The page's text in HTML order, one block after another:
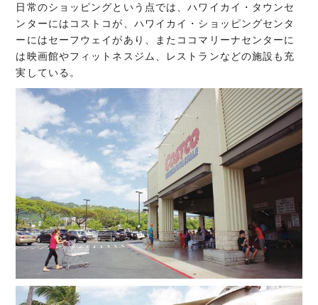
日常のショッピングという点では、ハワイカイ・タウンセ
ンターにはコストコが、ハワイカイ・ショッピングセンタ
ーにはセーフウェイがあり、またココマリーナセンターに
は映画館やフィットネスジム、レストランなどの施設も充
実している。